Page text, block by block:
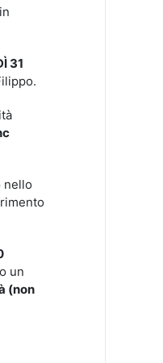
31
nello
un
(non